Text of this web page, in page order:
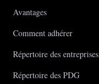
Avantages
Comment adhérer
Répertoire des
Répertoire des PDG